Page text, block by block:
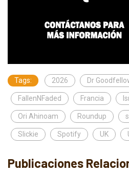
Tags: 2026 Dr
FallenNFaded Francia
Ori Ahinoam Roundup
Slickie Spotify UK
Publicaciones